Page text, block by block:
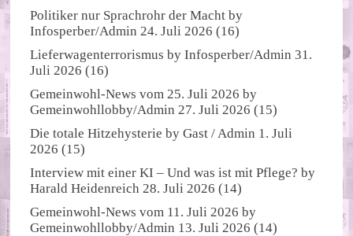
Politiker nur Sprachrohr der Macht by
Infosperber/Admin 24. Juli 2026 (16)
Lieferwagenterrorismus byInfosperber/Admin 31.
Juli 2026 (16)
Gemeinwohl-News vom 25. Juli 2026 by
Gemeinwohllobby/Admin 27. Juli 2026 (15)
Die totale Hitzehysterie byGast / Admin 1. Juli
2026 (15)
Interview mit einer KI – Und was ist mit Pflege? by
Harald Heidenreich 28. Juli 2026 (14)
Gemeinwohl-News vom 11. Juli 2026 by
Gemeinwohllobby/Admin 13. Juli 2026 (14)